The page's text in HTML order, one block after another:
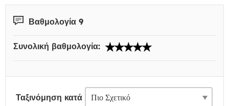
Βαθμολογία 9
Συνολική βαθμολογία:
Ταξινόμηση κατά